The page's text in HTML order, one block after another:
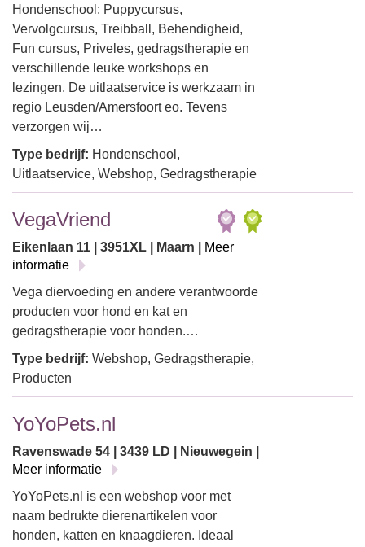
Hondenschool: Puppycursus,
Vervolgcursus, Treibball, Behendigheid,
Fun cursus, Priveles, gedragstherapie en
verschillende leuke workshops en
lezingen. De uitlaatservice is werkzaam in
regio Leusden/Amersfoort eo. Tevens
verzorgen wij…
Type bedrijf: Hondenschool,
Uitlaatservice, Webshop, Gedragstherapie
VegaVriend
Eikenlaan 11 | 3951XL | Maarn |
Meer
informatie
Vega diervoeding en andere verantwoorde
producten voor hond en kat en
gedragstherapie voor honden.…
Type bedrijf: Webshop, Gedragstherapie,
Producten
YoYoPets.nl
Ravenswade 54 | 3439 LD | Nieuwegein |
Meer informatie
YoYoPets.nl is een webshop voor met
naam bedrukte dierenartikelen voor
honden, katten en knaagdieren. Ideaal